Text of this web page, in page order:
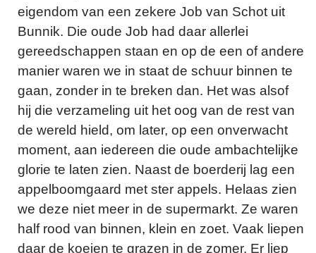
eigendom van een zekere Job van Schot uit
Bunnik. Die oude Job had daar allerlei
gereedschappen staan en op de een of andere
manier waren we in staat de schuur binnen te
gaan, zonder in te breken dan. Het was alsof
hij die verzameling uit het oog van de rest van
de wereld hield, om later, op een onverwacht
moment, aan iedereen die oude ambachtelijke
glorie te laten zien. Naast de boerderij lag een
appelboomgaard met ster appels. Helaas zien
we deze niet meer in de supermarkt. Ze waren
half rood van binnen, klein en zoet. Vaak liepen
daar de koeien te grazen in de zomer. Er liep